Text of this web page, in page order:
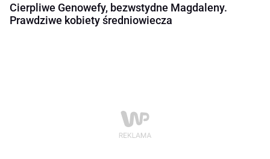
Cierpliwe Genowefy, bezwstydne Magdaleny.
Prawdziwe kobiety średniowiecza